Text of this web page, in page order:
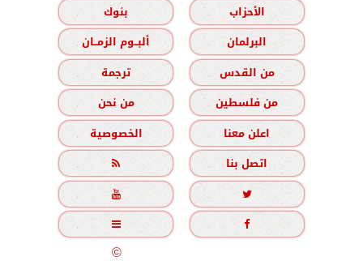
الأحزاب
بنوك
البرلمان
ألبــوم الزمــان
من القدس
ترجمة
من فلسطين
من نحن
اعلن معنا
الخصوصية
اتصل بنا





جميع الحقوق محفوظة©